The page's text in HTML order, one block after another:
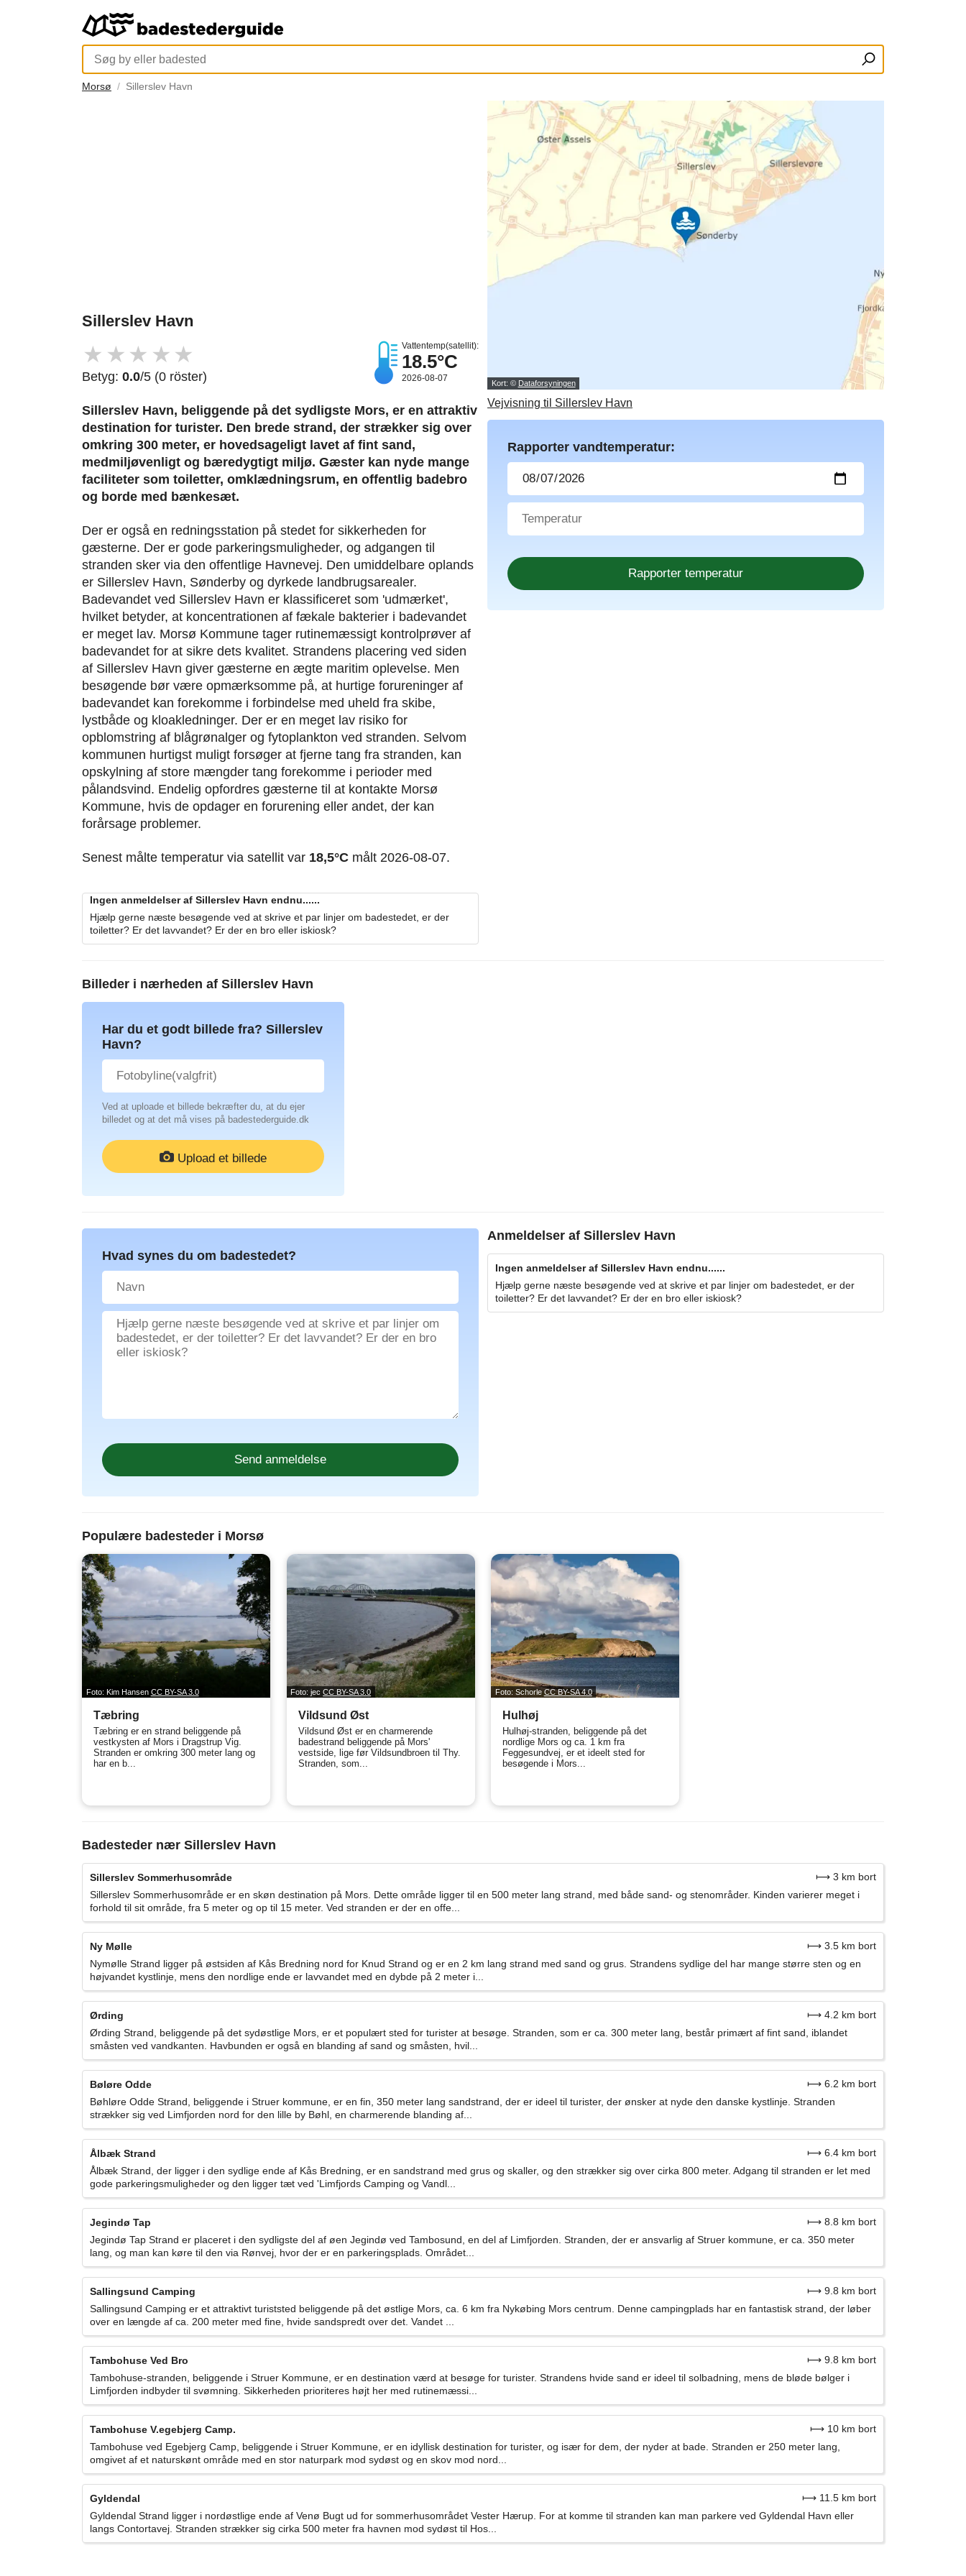
Morsø Sillerslev Havn
Sillerslev Havn
★ ★ ★ ★ ★
Betyg: 0.0/5 (0 röster)
Vattentemp(satellit):
18.5°C
2026-08-07
Sillerslev Havn, beliggende på det sydligste Mors, er en attraktiv
destination for turister. Den brede strand, der strækker sig over
omkring 300 meter, er hovedsageligt lavet af fint sand,
medmiljøvenligt og bæredygtigt miljø. Gæster kan nyde mange
faciliteter som toiletter, omklædningsrum, en offentlig badebro
og borde med bænkesæt.
Der er også en redningsstation på stedet for sikkerheden for
gæsterne. Der er gode parkeringsmuligheder, og adgangen til
stranden sker via den offentlige Havnevej. Den umiddelbare oplands
er Sillerslev Havn, Sønderby og dyrkede landbrugsarealer.
Badevandet ved Sillerslev Havn er klassificeret som 'udmærket',
hvilket betyder, at koncentrationen af fækale bakterier i badevandet
er meget lav. Morsø Kommune tager rutinemæssigt kontrolprøver af
badevandet for at sikre dets kvalitet. Strandens placering ved siden
af Sillerslev Havn giver gæsterne en ægte maritim oplevelse. Men
besøgende bør være opmærksomme på, at hurtige forureninger af
badevandet kan forekomme i forbindelse med uheld fra skibe,
lystbåde og kloakledninger. Der er en meget lav risiko for
opblomstring af blågrønalger og fytoplankton ved stranden. Selvom
kommunen hurtigst muligt forsøger at fjerne tang fra stranden, kan
opskylning af store mængder tang forekomme i perioder med
pålandsvind. Endelig opfordres gæsterne til at kontakte Morsø
Kommune, hvis de opdager en forurening eller andet, der kan
forårsage problemer.
Senest målte temperatur via satellit var 18,5°C målt 2026-08-07.
Ingen anmeldelser af Sillerslev Havn endnu......
Hjælp gerne næste besøgende ved at skrive et par linjer om badestedet, er der
toiletter? Er det lavvandet? Er der en bro eller iskiosk?
Kort: © Dataforsyningen
Vejvisning til Sillerslev Havn
Rapporter vandtemperatur:
Billeder i nærheden af Sillerslev Havn
Har du et godt billede fra? Sillerslev
Havn?
Ved at uploade et billede bekræfter du, at du ejer
billedet og at det må vises på badestederguide.dk
Upload et billede
Anmeldelser af Sillerslev Havn
Ingen anmeldelser af Sillerslev Havn endnu......
Hjælp gerne næste besøgende ved at skrive et par linjer om badestedet, er der
toiletter? Er det lavvandet? Er der en bro eller iskiosk?
Hvad synes du om badestedet?
Populære badesteder i Morsø
Foto: Kim Hansen CC BY-SA 3.0
Tæbring
Tæbring er en strand beliggende på
vestkysten af Mors i Dragstrup Vig.
Stranden er omkring 300 meter lang og
har en b...
Foto: jecCC BY-SA 3.0
Vildsund Øst
Vildsund Øst er en charmerende
badestrand beliggende på Mors'
vestside, lige før Vildsundbroen til Thy.
Stranden, som...
Foto: SchorleCC BY-SA 4.0
Hulhøj
Hulhøj-stranden, beliggende på det
nordlige Mors og ca. 1 km fra
Feggesundvej, er et ideelt sted for
besøgende i Mors...
Badesteder nær Sillerslev Havn
Sillerslev Sommerhusområde
⟼ 3 km bort
Sillerslev Sommerhusområde er en skøn destination på Mors. Dette område ligger til en 500 meter lang strand, med både sand- og stenområder. Kinden varierer meget i
forhold til sit område, fra 5 meter og op til 15 meter. Ved stranden er der en offe...
Ny Mølle
⟼ 3.5 km bort
Nymølle Strand ligger på østsiden af Kås Bredning nord for Knud Strand og er en 2 km lang strand med sand og grus. Strandens sydlige del har mange større sten og en
højvandet kystlinje, mens den nordlige ende er lavvandet med en dybde på 2 meter i...
Ørding
⟼ 4.2 km bort
Ørding Strand, beliggende på det sydøstlige Mors, er et populært sted for turister at besøge. Stranden, som er ca. 300 meter lang, består primært af fint sand, iblandet
småsten ved vandkanten. Havbunden er også en blanding af sand og småsten, hvil...
Bøløre Odde
⟼ 6.2 km bort
Bøhløre Odde Strand, beliggende i Struer kommune, er en fin, 350 meter lang sandstrand, der er ideel til turister, der ønsker at nyde den danske kystlinje. Stranden
strækker sig ved Limfjorden nord for den lille by Bøhl, en charmerende blanding af...
Ålbæk Strand
⟼ 6.4 km bort
Ålbæk Strand, der ligger i den sydlige ende af Kås Bredning, er en sandstrand med grus og skaller, og den strækker sig over cirka 800 meter. Adgang til stranden er let med
gode parkeringsmuligheder og den ligger tæt ved 'Limfjords Camping og Vandl...
Jegindø Tap
⟼ 8.8 km bort
Jegindø Tap Strand er placeret i den sydligste del af øen Jegindø ved Tambosund, en del af Limfjorden. Stranden, der er ansvarlig af Struer kommune, er ca. 350 meter
lang, og man kan køre til den via Rønvej, hvor der er en parkeringsplads. Området...
Sallingsund Camping
⟼ 9.8 km bort
Sallingsund Camping er et attraktivt turiststed beliggende på det østlige Mors, ca. 6 km fra Nykøbing Mors centrum. Denne campingplads har en fantastisk strand, der løber
over en længde af ca. 200 meter med fine, hvide sandspredt over det. Vandet ...
Tambohuse Ved Bro
⟼ 9.8 km bort
Tambohuse-stranden, beliggende i Struer Kommune, er en destination værd at besøge for turister. Strandens hvide sand er ideel til solbadning, mens de bløde bølger i
Limfjorden indbyder til svømning. Sikkerheden prioriteres højt her med rutinemæssi...
Tambohuse V.egebjerg Camp.
⟼ 10 km bort
Tambohuse ved Egebjerg Camp, beliggende i Struer Kommune, er en idyllisk destination for turister, og især for dem, der nyder at bade. Stranden er 250 meter lang,
omgivet af et naturskønt område med en stor naturpark mod sydøst og en skov mod nord...
Gyldendal
⟼ 11.5 km bort
Gyldendal Strand ligger i nordøstlige ende af Venø Bugt ud for sommerhusområdet Vester Hærup. For at komme til stranden kan man parkere ved Gyldendal Havn eller
langs Contortavej. Stranden strækker sig cirka 500 meter fra havnen mod sydøst til Hos...